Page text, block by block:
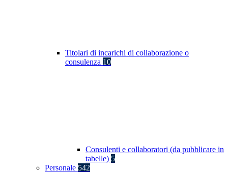
Titolari di incarichi di collaborazione o
consulenza 10
Consulenti e collaboratori (da pubblicare in
tabelle) 5
Personale 542